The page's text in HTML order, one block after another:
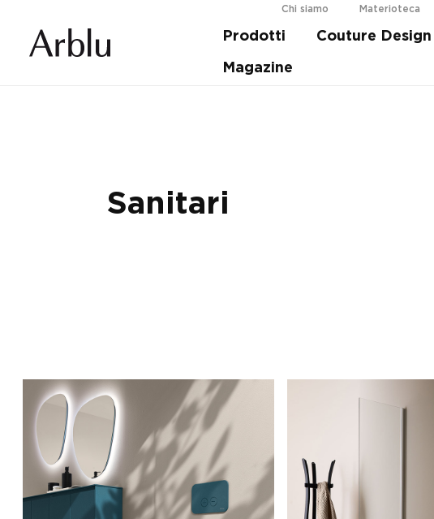
Chi siamo Materioteca
Prodotti Couture Design
Magazine
Guida alla scelta della tua doccia.
Sanitari